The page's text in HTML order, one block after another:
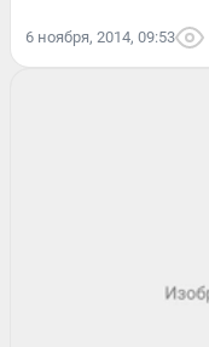
6 ноября, 2014, 09:53